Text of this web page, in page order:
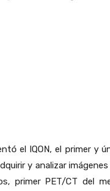
el IQON, el primer y
y analizar
primer PET/CT del